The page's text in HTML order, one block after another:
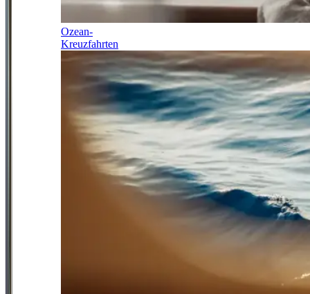
Ozean-
Kreuzfahrten